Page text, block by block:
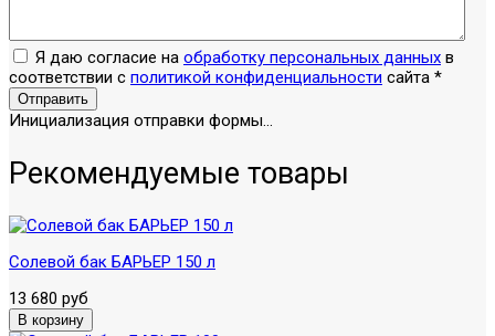
Я даю согласие на обработку персональных данных в
соответствии с политикой конфиденциальности сайта *
Отправить
Инициализация отправки формы...
Рекомендуемые товары
Солевой бак БАРЬЕР 150 л
13 680 руб